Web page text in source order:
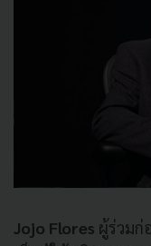
Jojo Flores ผู้ร่วมก่